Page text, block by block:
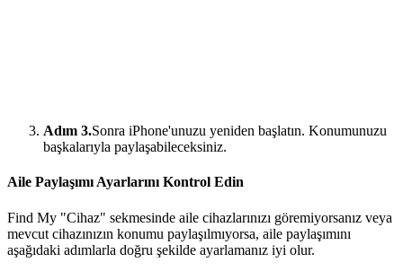
Adım 3.Sonra iPhone'unuzu yeniden başlatın. Konumunuzu
başkalarıyla paylaşabileceksiniz.
Aile Paylaşımı Ayarlarını Kontrol Edin
Find My "Cihaz" sekmesinde aile cihazlarınızı göremiyorsanız veya
mevcut cihazınızın konumu paylaşılmıyorsa, aile paylaşımını
aşağıdaki adımlarla doğru şekilde ayarlamanız iyi olur.